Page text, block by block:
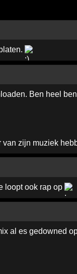
Ben heel
zijn muziek
loopt ook rap op
al es gedowned